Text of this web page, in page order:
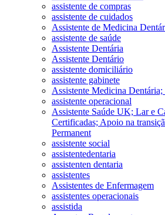
assistente de compras
assistente de cuidados
Assistente de Medicina
assistente de saúde
Assistente Dentária
Assistente Dentário
assistente domiciliário
assistente gabinete
Assistente Medicina
assistente operacional
Assistente Saúde UK; Lar e
Certificadas; Apoio na
Permanent
assistente social
assistentedentaria
assistenten dentaria
assistentes
Assistentes de Enfermagem
assistentes operacionais
assistida